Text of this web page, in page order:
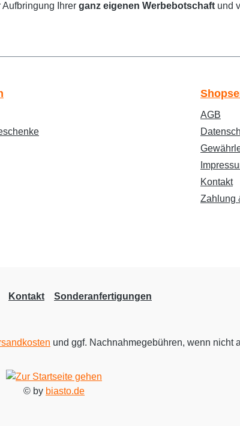
Ihrer ganz eigenen Werbebotschaft und
AGB
Kontakt
Zahlung
Kontakt Sonderanfertigungen
und ggf. Nachnahmegebühren, wenn nicht
© by biasto.de